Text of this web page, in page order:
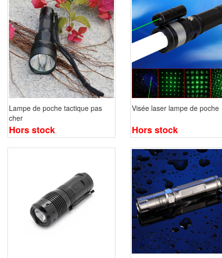
Lampe de poche tactique pas
cher
Hors stock
Visée laser lampe de poche
Hors stock